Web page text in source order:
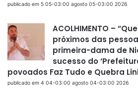
publicado em 5 05-03:00 agosto 05-03:00 2026
ACOLHIMENTO –
próximos das
primeira-dama de
sucesso do
povoados Faz Tudo e Quebra
publicado em 4 04-03:00 agosto 04-03:00 2026